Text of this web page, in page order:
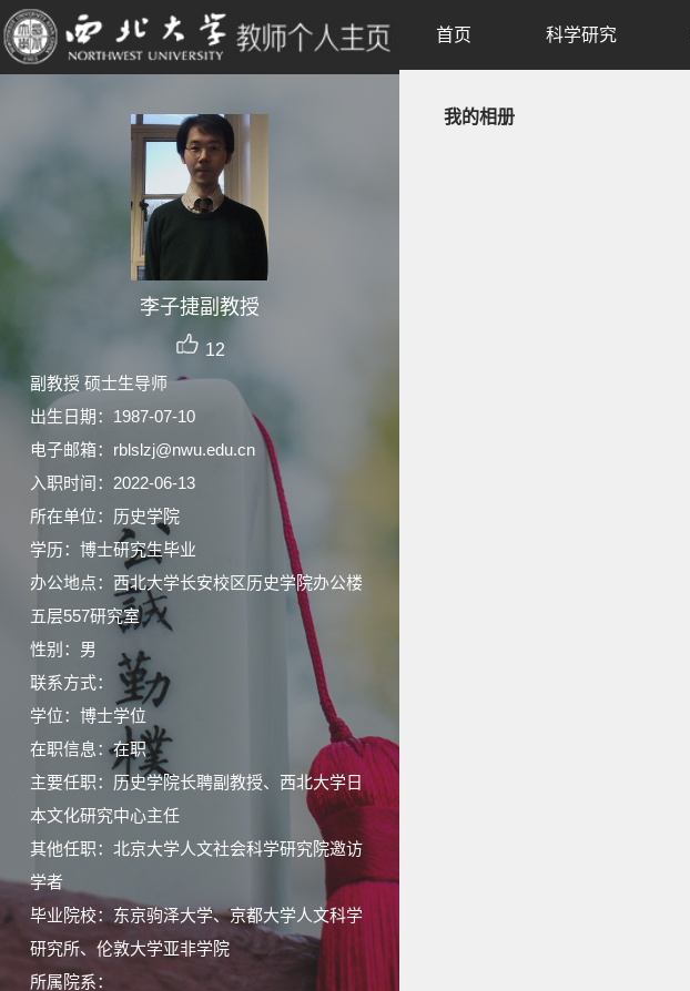
李子捷副教授
12
副教授 硕士生导师
出生日期：1987-07-10
电子邮箱： rblslzj@nwu.edu.cn
入职时间：2022-06-13
所在单位：历史学院
学历：博士研究生毕业
办公地点：西北大学长安校区历史学院办公楼
五层557研究室
性别：男
联系方式：
学位：博士学位
在职信息：在职
主要任职：历史学院长聘副教授、西北大学日
本文化研究中心主任
其他任职：北京大学人文社会科学研究院邀访
学者
毕业院校：东京驹泽大学、京都大学人文科学
研究所、伦敦大学亚非学院
所属院系：
首页 科学研究
我的相册